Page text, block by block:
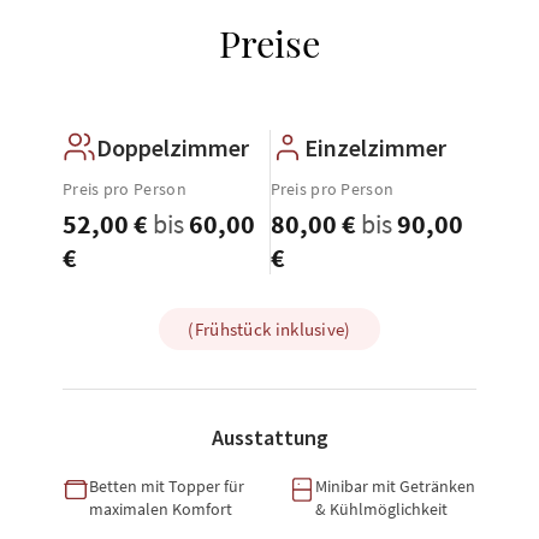
Preise
Doppelzimmer
Preis pro Person
52,00 €bis60,00
€
Einzelzimmer
Preis pro Person
80,00 €bis90,00
€
(Frühstück inklusive)
Ausstattung
Betten mit Topper für
maximalen Komfort
Minibar mit Getränken
& Kühlmöglichkeit